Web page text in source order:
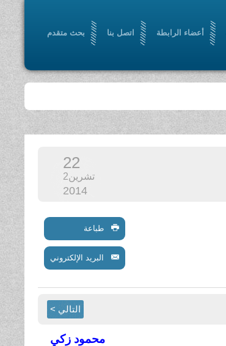
أعضاء الرابطة اتصل بنا بحث متقدم
22
تشرين2
2014
طباعة
البريد الإلكتروني
التالي >
محمود زكي